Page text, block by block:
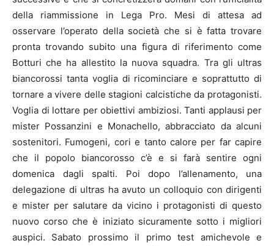
della riammissione in Lega Pro. Mesi di attesa ad
osservare l’operato della società che si è fatta trovare
pronta trovando subito una figura di riferimento come
Botturi che ha allestito la nuova squadra. Tra gli ultras
biancorossi tanta voglia di ricominciare e soprattutto di
tornare a vivere delle stagioni calcistiche da protagonisti.
Voglia di lottare per obiettivi ambiziosi. Tanti applausi per
mister Possanzini e Monachello, abbracciato da alcuni
sostenitori. Fumogeni, cori e tanto calore per far capire
che il popolo biancorosso c’è e si farà sentire ogni
domenica dagli spalti. Poi dopo l’allenamento, una
delegazione di ultras ha avuto un colloquio con dirigenti
e mister per salutare da vicino i protagonisti di questo
nuovo corso che è iniziato sicuramente sotto i migliori
auspici. Sabato prossimo il primo test amichevole e